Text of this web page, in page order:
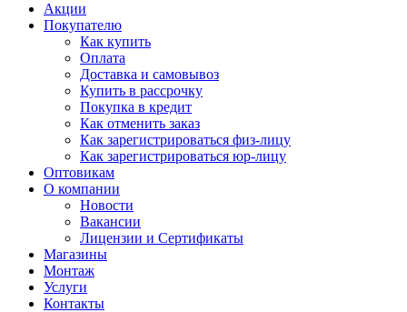
Акции
Покупателю
Как купить
Оплата
Доставка и самовывоз
Купить в рассрочку
Покупка в кредит
Как отменить заказ
Как зарегистрироваться физ-лицу
Как зарегистрироваться юр-лицу
Оптовикам
О компании
Новости
Вакансии
Лицензии и Сертификаты
Магазины
Монтаж
Услуги
Контакты